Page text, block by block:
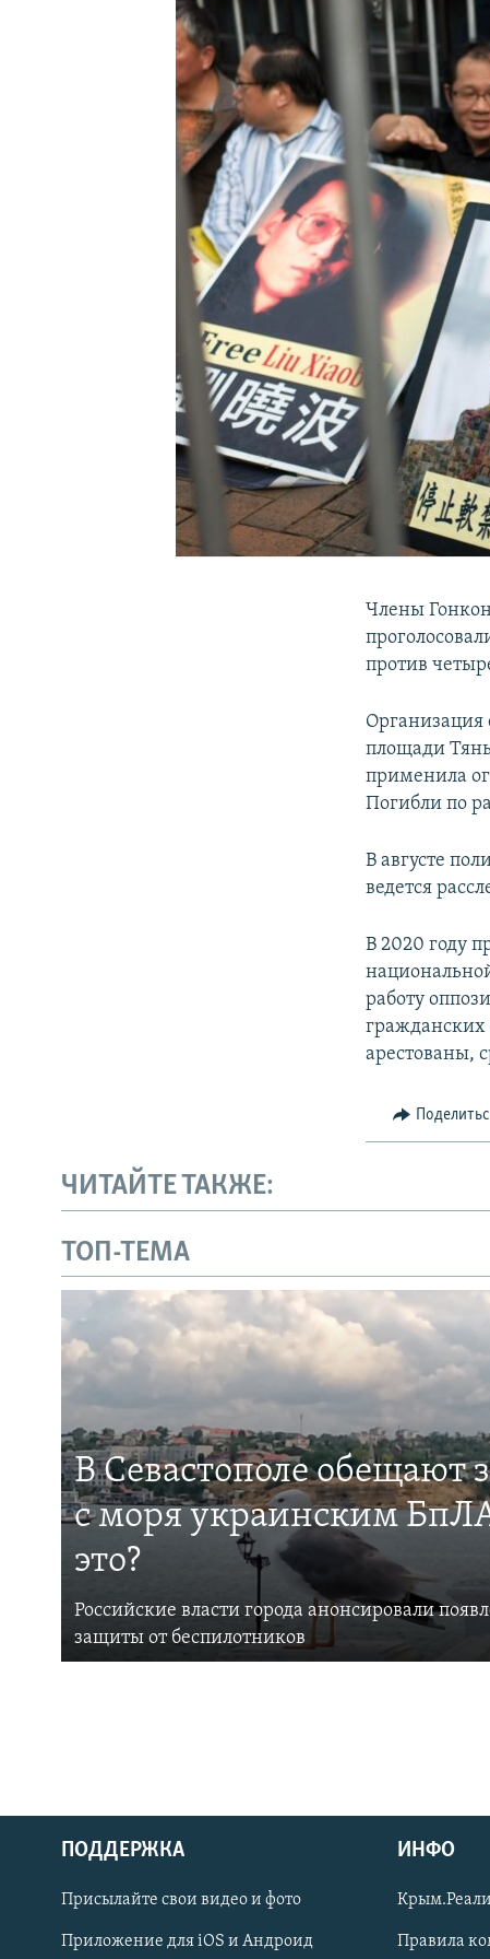
КРЫМ.НЕПОКОРЕННЫЙ
УКРАИНСКАЯ ПРОБЛЕМА КРЫМА
Українською
Qırımtatar
Члены
против
Организация
площади
применила
Погибли по
В августе
ведется
В 2020 году
работу
гражданских
арестованы,
ЧИТАЙТЕ ТАКЖЕ:
ТОП-ТЕМА
В Севастополе обещают
с моря украинским
это?
Российские власти города анонсировали
защиты от беспилотников
ПОДДЕРЖКА
Присылайте свои видео и фото
Приложение для iOS и Андроид
ИНФО
Правила